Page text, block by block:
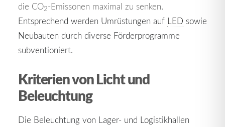
die CO2-Emissonen maximal zu senken.
Entsprechend werden Umrüstungen auf LED sowie
Neubauten durch diverse Förderprogramme
subventioniert.
Kriterien von Licht und
Beleuchtung
Die Beleuchtung von Lager- und Logistikhallen